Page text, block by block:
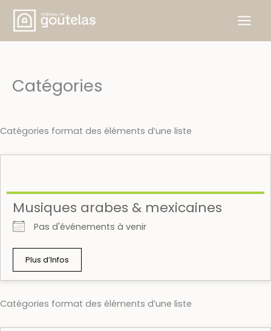
Skip
content
Catégories
Catégories format des éléments d’une liste
Musiques arabes & mexicaines
Pas d'événements à venir
Plus d’Infos
Catégories format des éléments d’une liste